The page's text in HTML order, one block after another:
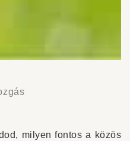
milyen fontos a közös